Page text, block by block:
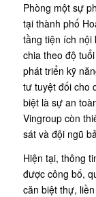
Phòng một sự
tại thành phố
tầng tiện ích nội
chia theo độ
phát triển kỹ
tư tuyệt đối cho
biệt là sự an
Vingroup còn
sát và đội ngũ
Hiện tại, thông
được công bố,
căn biệt thự,